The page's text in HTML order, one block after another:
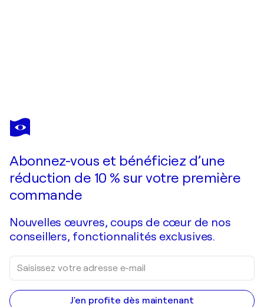
POL LEDENT
Orange wave
Abonnez-vous et bénéficiez d’une
réduction de 10 % sur votre première
commande
Nouvelles œuvres, coups de cœur de nos
conseillers, fonctionnalités exclusives.
J'en profite dès maintenant